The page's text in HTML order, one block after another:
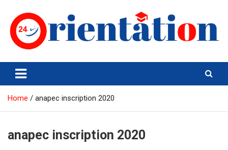
content
Orientation24
Emploi et Orientation au Maroc
Home anapec inscription 2020
anapec inscription 2020